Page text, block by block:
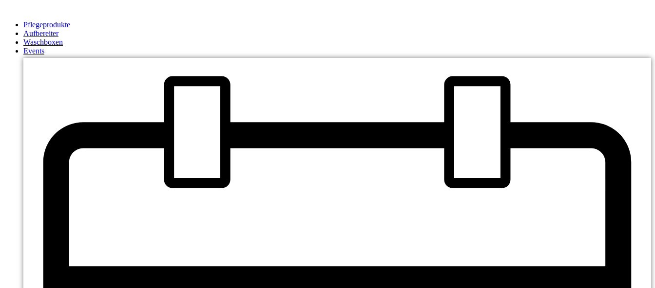
springenPflegeprodukte
Aufbereiter
Waschboxen
Events